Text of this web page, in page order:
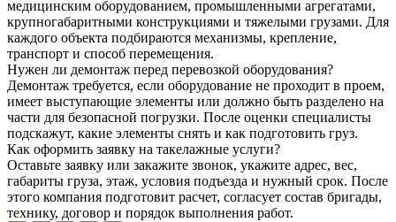
медицинским оборудованием, промышленными агрегатами,
крупногабаритными конструкциями и тяжелыми грузами. Для
каждого объекта подбираются механизмы, крепление,
транспорт и способ перемещения.
Нужен ли демонтаж перед перевозкой оборудования?
Демонтаж требуется, если оборудование не проходит в проем,
имеет выступающие элементы или должно быть разделено на
части для безопасной погрузки. После оценки специалисты
подскажут, какие элементы снять и как подготовить груз.
Как оформить заявку на такелажные услуги?
Оставьте заявку или закажите звонок, укажите адрес, вес,
габариты груза, этаж, условия подъезда и нужный срок. После
этого компания подготовит расчет, согласует состав бригады,
технику, договор и порядок выполнения работ.